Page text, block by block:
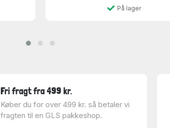
På lager
Fri fragt fra 499 kr.
Køber du for over 499 kr. så betaler vi
fragten til en GLS pakkeshop.